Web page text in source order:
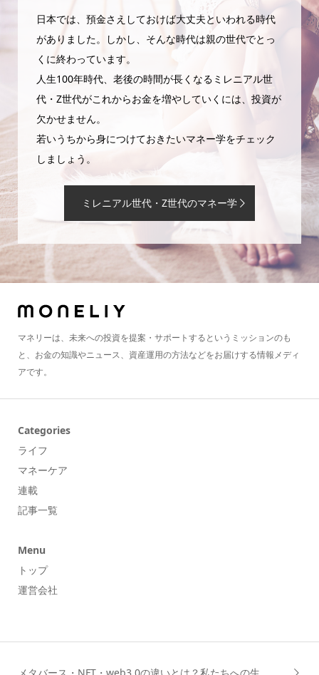
日本では、預金さえしておけば大丈夫といわれる時代
がありました。しかし、そんな時代は親の世代でとっ
くに終わっています。
人生100年時代、老後の時間が長くなるミレニアル世
代・Z世代がこれからお金を増やしていくには、投資が
欠かせません。
若いうちから身につけておきたいマネー学をチェック
しましょう。
ミレニアル世代・Z世代のマネー学
マネリーは、未来への投資を提案・サポートするというミッションのも
と、お金の知識やニュース、資産運用の方法などをお届けする情報メディ
アです。
Categories
ライフ
マネーケア
連載
記事一覧
Menu
トップ
運営会社